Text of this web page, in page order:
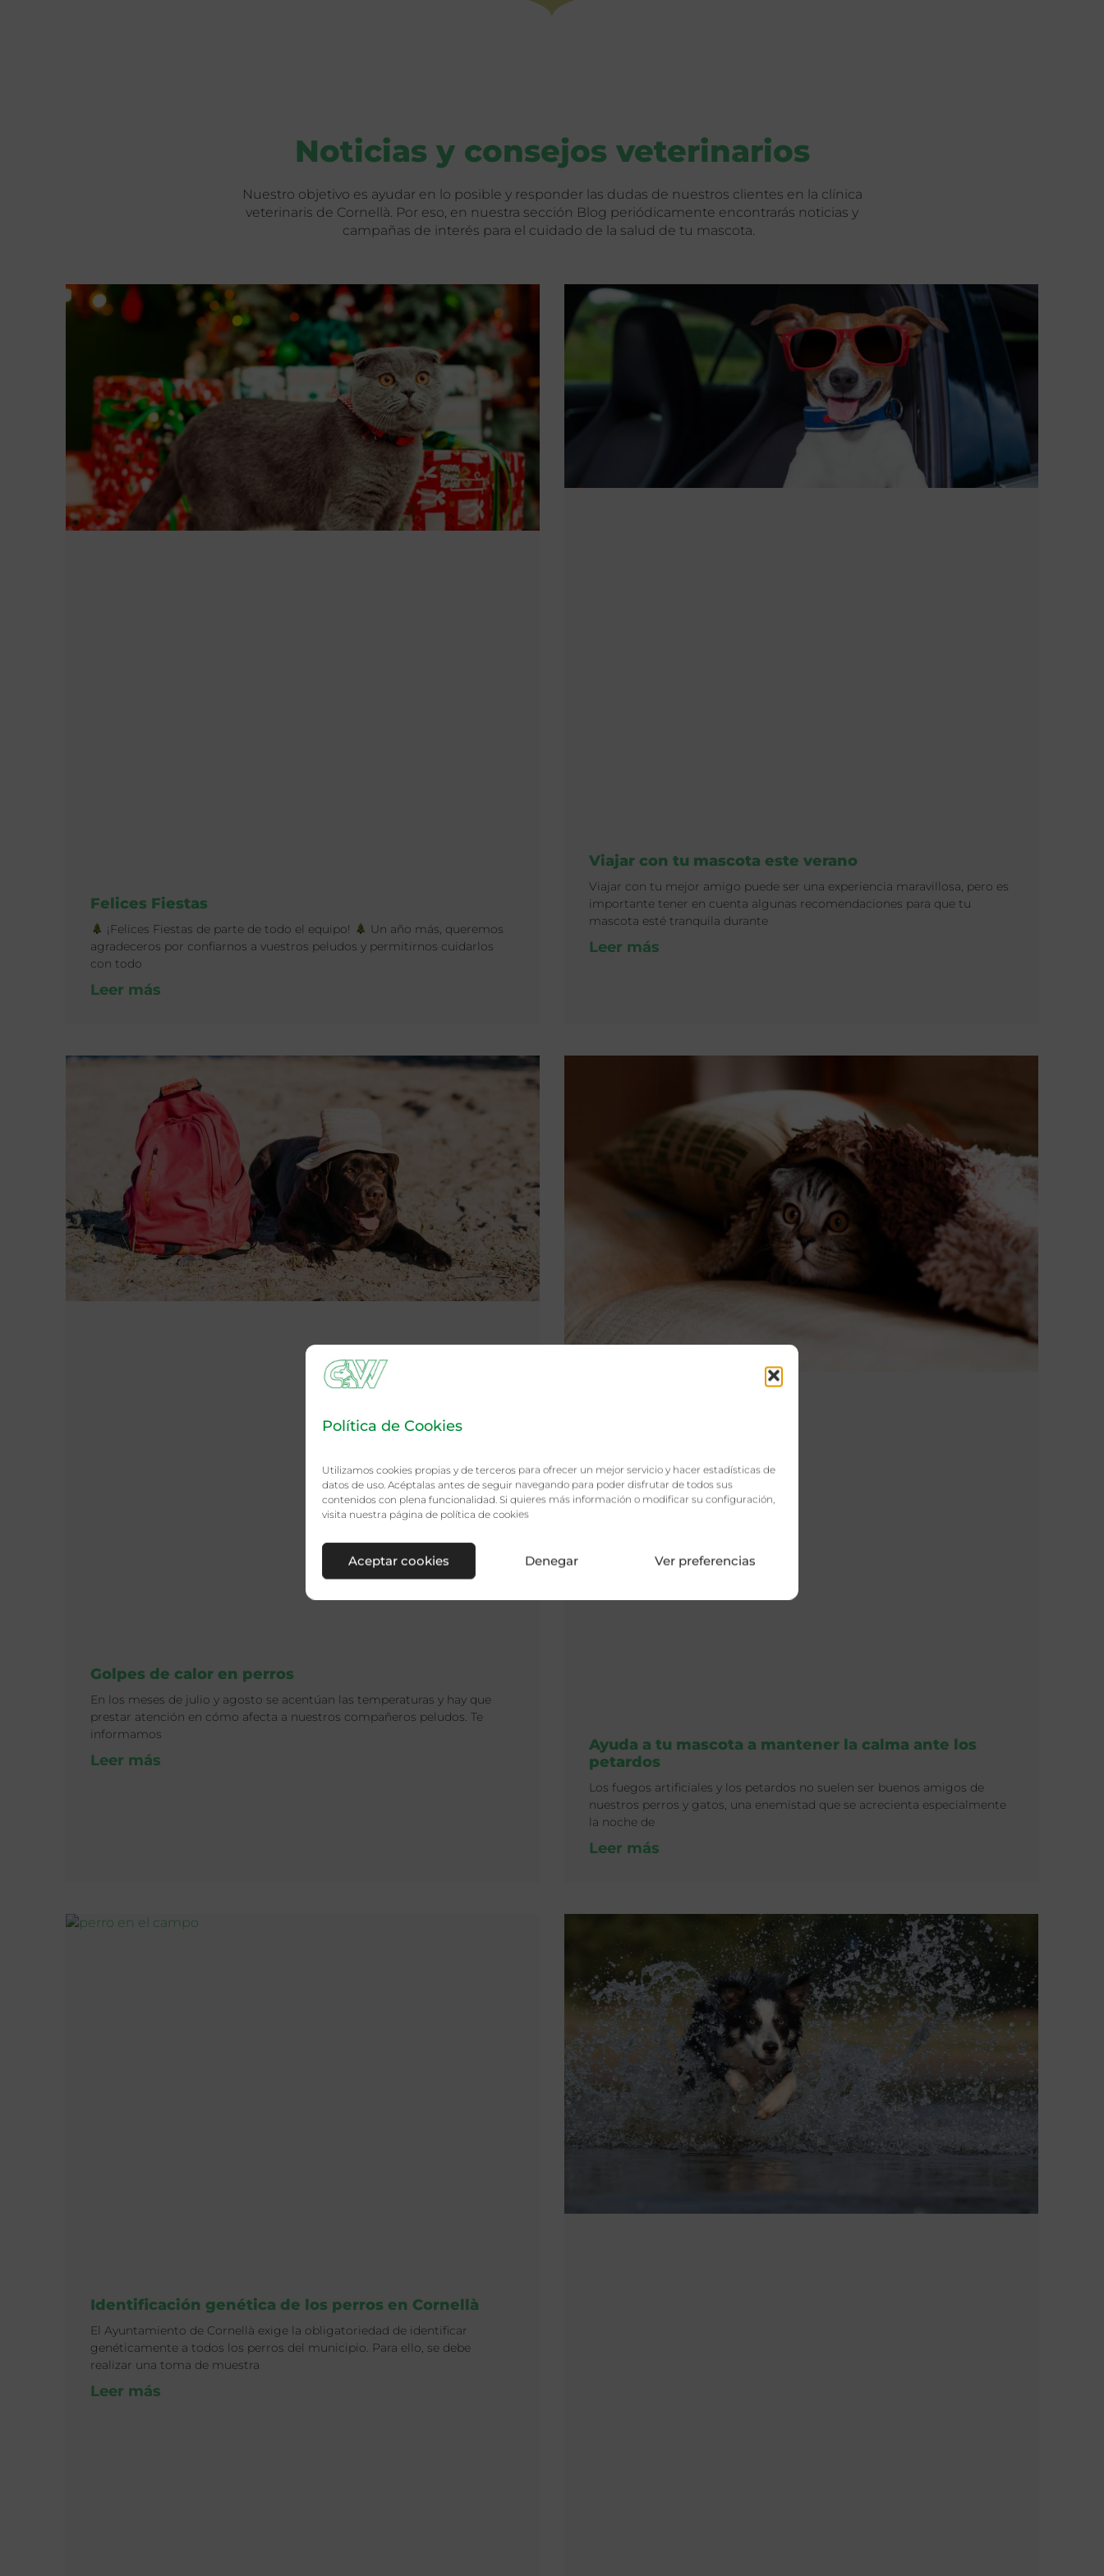
Política de Cookies
Utilizamos cookies propias y de terceros para ofrecer un mejor servicio y hacer estadísticas de
datos de uso. Acéptalas antes de seguir navegando para poder disfrutar de todos sus
contenidos con plena funcionalidad. Si quieres más información o modificar su configuración,
visita nuestra página de política de cookies
Aceptar cookies Denegar Ver preferencias
Noticias y consejos veterinarios
Nuestro objetivo es ayudar en lo posible y responder las dudas de nuestros clientes en la clínica
veterinaris de Cornellà. Por eso, en nuestra sección Blog periódicamente encontrarás noticias y
campañas de interés para el cuidado de la salud de tu mascota.
Felices Fiestas
¡Felices Fiestas de parte de todo el equipo!
Un año más, queremos
agradeceros por confiarnos a vuestros peludos y permitirnos cuidarlos
con todo
Leer más
Viajar con tu mascota este verano
Viajar con tu mejor amigo puede ser una experiencia maravillosa, pero es
importante tener en cuenta algunas recomendaciones para que tu
mascota esté tranquila durante
Leer más
Golpes de calor en perros
En los meses de julio y agosto se acentúan las temperaturas y hay que
prestar atención en cómo afecta a nuestros compañeros peludos. Te
informamos
Leer más
Ayuda a tu mascota a mantener la calma ante los
petardos
Los fuegos artificiales y los petardos no suelen ser buenos amigos de
nuestros perros y gatos, una enemistad que se acrecienta especialmente
la noche de
Leer más
Identificación genética de los perros en Cornellà
El Ayuntamiento de Cornellà exige la obligatoriedad de identificar
genéticamente a todos los perros del municipio. Para ello, se debe
realizar una toma de muestra
Leer más